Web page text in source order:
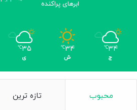
ابرهای پراکنده
34
℃
ج
34
℃
ش
35
℃
ی
محبوب تازه ترین